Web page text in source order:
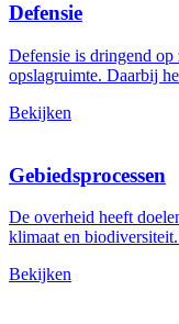
Defensie
Defensie is dringend
opslagruimte. Daarbij
Bekijken
Gebiedsprocessen
De overheid heeft
klimaat en
Bekijken